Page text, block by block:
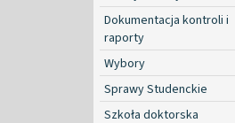
Dokumentacja kontroli i
raporty
Wybory
Sprawy Studenckie
Szkoła doktorska